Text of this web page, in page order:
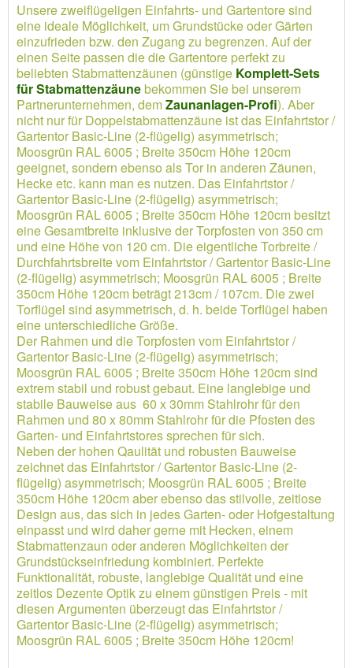
Unsere zweiflügeligen Einfahrts- und Gartentore sind
eine ideale Möglichkeit, um Grundstücke oder Gärten
einzufrieden bzw. den Zugang zu begrenzen. Auf der
einen Seite passen die die Gartentore perfekt zu
beliebten Stabmattenzäunen (günstige Komplett-Sets
für Stabmattenzäunebekommen Sie bei unserem
Partnerunternehmen, demZaunanlagen-Profi). Aber
nicht nur für Doppelstabmattenzäune ist das Einfahrtstor /
Gartentor Basic-Line (2-flügelig) asymmetrisch;
Moosgrün RAL 6005 ; Breite 350cm Höhe 120cm
geeignet, sondern ebenso als Tor in anderen Zäunen,
Hecke etc. kann man es nutzen. Das Einfahrtstor /
Gartentor Basic-Line (2-flügelig) asymmetrisch;
Moosgrün RAL 6005 ; Breite 350cm Höhe 120cm besitzt
eine Gesamtbreite inklusive der Torpfosten von 350 cm
und eine Höhe von 120 cm. Die eigentliche Torbreite /
Durchfahrtsbreite vom Einfahrtstor / Gartentor Basic-Line
(2-flügelig) asymmetrisch; Moosgrün RAL 6005 ; Breite
350cm Höhe 120cm beträgt 213cm / 107cm. Die zwei
Torflügel sind asymmetrisch, d. h. beide Torflügel haben
eine unterschiedliche Größe.
Der Rahmen und die Torpfosten vom Einfahrtstor /
Gartentor Basic-Line (2-flügelig) asymmetrisch;
Moosgrün RAL 6005 ; Breite 350cm Höhe 120cm sind
extrem stabil und robust gebaut. Eine langlebige und
stabile Bauweise aus 60 x 30mm Stahlrohr für den
Rahmen und 80 x 80mm Stahlrohr für die Pfosten des
Garten- und Einfahrtstores sprechen für sich.
Neben der hohen Qaulität und robusten Bauweise
zeichnet das Einfahrtstor / Gartentor Basic-Line (2-
flügelig) asymmetrisch; Moosgrün RAL 6005 ; Breite
350cm Höhe 120cm aber ebenso das stilvolle, zeitlose
Design aus, das sich in jedes Garten- oder Hofgestaltung
einpasst und wird daher gerne mit Hecken, einem
Stabmattenzaun oder anderen Möglichkeiten der
Grundstückseinfriedung kombiniert. Perfekte
Funktionalität, robuste, langlebige Qualität und eine
zeitlos Dezente Optik zu einem günstigen Preis - mit
diesen Argumenten überzeugt das Einfahrtstor /
Gartentor Basic-Line (2-flügelig) asymmetrisch;
Moosgrün RAL 6005 ; Breite 350cm Höhe 120cm!